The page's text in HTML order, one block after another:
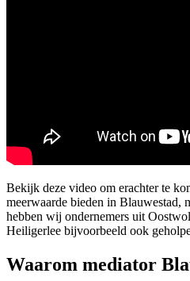
Bekijk deze video om erachter te
meerwaarde bieden in Blauwestad,
hebben wij ondernemers uit
Heiligerlee bijvoorbeeld ook
Waarom mediator